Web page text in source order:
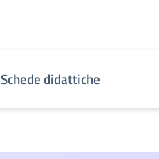
Schede didattiche